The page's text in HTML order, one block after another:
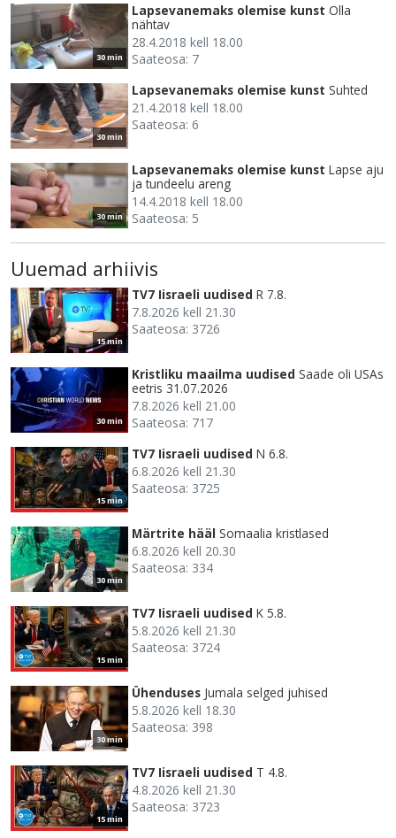
30 min
Lapsevanemaks olemise kunst Olla
nähtav
28.4.2018 kell 18.00
Saateosa: 7
30 min
Lapsevanemaks olemise kunst Suhted
21.4.2018 kell 18.00
Saateosa: 6
30 min
Lapsevanemaks olemise kunst Lapse aju
ja tundeelu areng
14.4.2018 kell 18.00
Saateosa: 5
Uuemad arhiivis
15 min
TV7 Iisraeli uudised R 7.8.
7.8.2026 kell 21.30
Saateosa: 3726
30 min
Kristliku maailma uudised Saade oli USAs
eetris 31.07.2026
7.8.2026 kell 21.00
Saateosa: 717
15 min
TV7 Iisraeli uudised N 6.8.
6.8.2026 kell 21.30
Saateosa: 3725
30 min
Märtrite hääl Somaalia kristlased
6.8.2026 kell 20.30
Saateosa: 334
15 min
TV7 Iisraeli uudised K 5.8.
5.8.2026 kell 21.30
Saateosa: 3724
30 min
Ühenduses Jumala selged juhised
5.8.2026 kell 18.30
Saateosa: 398
15 min
TV7 Iisraeli uudised T 4.8.
4.8.2026 kell 21.30
Saateosa: 3723